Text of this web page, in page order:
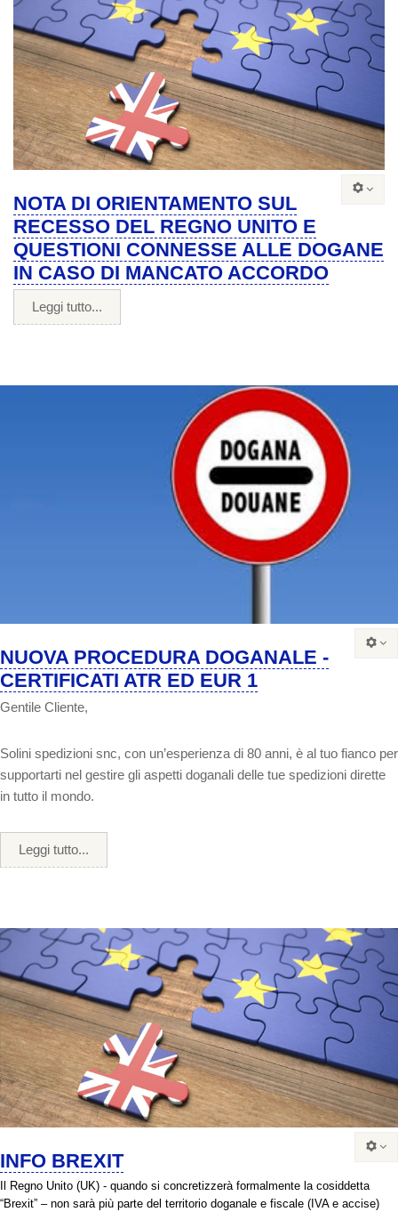
NOTA DI ORIENTAMENTO SUL
RECESSO DEL REGNO UNITO E
QUESTIONI CONNESSE ALLE DOGANE
IN CASO DI MANCATO ACCORDO
Leggi tutto...
NUOVA PROCEDURA DOGANALE -
CERTIFICATI ATR ED EUR 1
Gentile Cliente,
Solini spedizioni snc, con un’esperienza di 80 anni, è al tuo fianco per
supportarti nel gestire gli aspetti doganali delle tue spedizioni dirette
in tutto il mondo.
Leggi tutto...
INFO BREXIT
Il Regno Unito (UK) - quando si concretizzerà formalmente la cosiddetta
“Brexit” – non sarà più parte del territorio doganale e fiscale (IVA e accise)